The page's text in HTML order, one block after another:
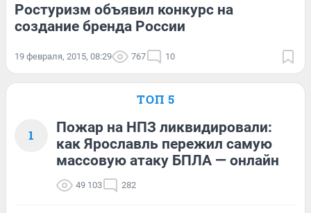
Ростуризм объявил конкурс на
создание бренда России
19 февраля, 2015, 08:29 767 10
ТОП 5
1
Пожар на НПЗ ликвидировали:
как Ярославль пережил самую
массовую атаку БПЛА — онлайн
49 103 282